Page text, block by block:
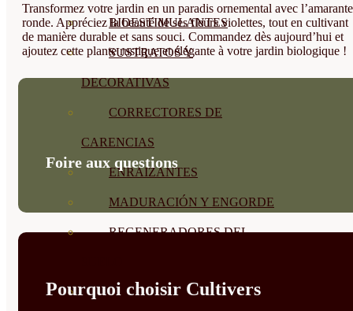
BIOESTIMULANTES
SUSTRATOS Y
DECORATIVAS
CORRECTORES DE
CARENCIAS
ENRAIZANTES
MADURACIÓN Y ENGORDE
REGENERADORES DEL
ÁCIDOS HÚMICOS
Transformez votre jardin en un paradis ornemental avec l’amarante
ronde. Appréciez la beauté de ses fleurs violettes, tout en cultivant
de manière durable et sans souci. Commandez dès aujourd’hui et
ajoutez cette plante rustique et élégante à votre jardin biologique !
Foire aux questions
Pourquoi choisir Cultivers